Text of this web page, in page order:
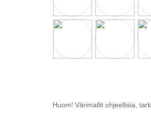
Huom! Värimallit ohjeellisia,